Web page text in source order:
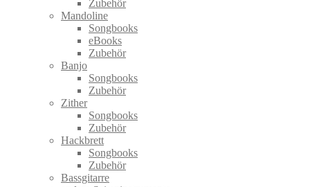
Zubehör
Mandoline
Songbooks
eBooks
Zubehör
Banjo
Songbooks
Zubehör
Zither
Songbooks
Zubehör
Hackbrett
Songbooks
Zubehör
Bassgitarre